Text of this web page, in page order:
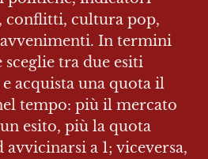
conflitti, cultura pop,
In termini
sceglie tra due esiti
acquista una quota il
tempo: più il mercato
esito, più la quota
avvicinarsi a 1; viceversa,